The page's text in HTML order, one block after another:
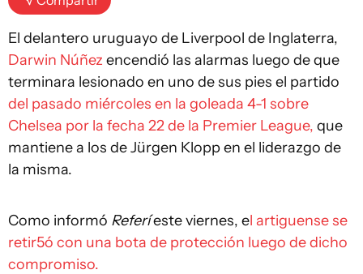
El delantero uruguayo de Liverpool de Inglaterra,
Darwin Núñez encendió las alarmas luego de que
terminara lesionado en uno de sus pies el partido
del pasado miércoles en la goleada 4-1 sobre
Chelsea por la fecha 22 de la Premier League, que
mantiene a los de Jürgen Klopp en el liderazgo de
la misma.
Como informó Referíeste viernes, el artiguense se
retir5ó con una bota de protección luego de dicho
compromiso.